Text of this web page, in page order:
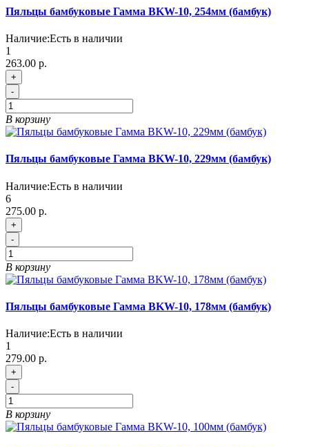
Пяльцы бамбуковые Гамма BKW-10, 254мм (бамбук)
Наличие:Есть в наличии
1
263.00 р.
+
-
В корзину
Пяльцы бамбуковые Гамма BKW-10, 229мм (бамбук)
Наличие:Есть в наличии
6
275.00 р.
+
-
В корзину
Пяльцы бамбуковые Гамма BKW-10, 178мм (бамбук)
Наличие:Есть в наличии
1
279.00 р.
+
-
В корзину